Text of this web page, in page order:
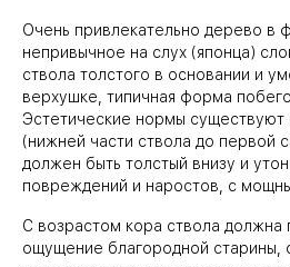
Очень привлекательно дерево в
непривычное на слух (японца)
ствола толстого в основании и
верхушке, типичная форма
Эстетические нормы существуют
(нижней части ствола до первой
должен быть толстый внизу и
повреждений и наростов, с
С возрастом кора ствола должна
ощущение благородной старины,